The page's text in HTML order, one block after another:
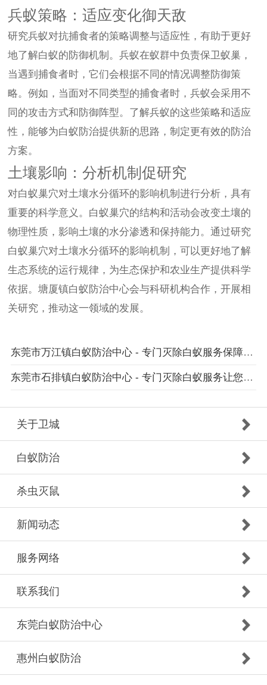
兵蚁策略：适应变化御天敌
研究兵蚁对抗捕食者的策略调整与适应性，有助于更好
地了解白蚁的防御机制。兵蚁在蚁群中负责保卫蚁巢，
当遇到捕食者时，它们会根据不同的情况调整防御策
略。例如，当面对不同类型的捕食者时，兵蚁会采用不
同的攻击方式和防御阵型。了解兵蚁的这些策略和适应
性，能够为白蚁防治提供新的思路，制定更有效的防治
方案。
土壤影响：分析机制促研究
对白蚁巢穴对土壤水分循环的影响机制进行分析，具有
重要的科学意义。白蚁巢穴的结构和活动会改变土壤的
物理性质，影响土壤的水分渗透和保持能力。通过研究
白蚁巢穴对土壤水分循环的影响机制，可以更好地了解
生态系统的运行规律，为生态保护和农业生产提供科学
依据。塘厦镇白蚁防治中心会与科研机构合作，开展相
关研究，推动这一领域的发展。
东莞市万江镇白蚁防治中心 - 专门灭除白蚁服务保障您的健康
东莞市石排镇白蚁防治中心 - 专门灭除白蚁服务让您告别白蚁困扰
关于卫城
白蚁防治
杀虫灭鼠
新闻动态
服务网络
联系我们
东莞白蚁防治中心
惠州白蚁防治